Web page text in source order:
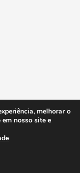
melhorar o
nosso site e